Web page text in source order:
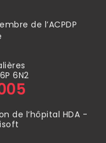
de l’ACPDP
6N2
de l‘hôpital HDA -